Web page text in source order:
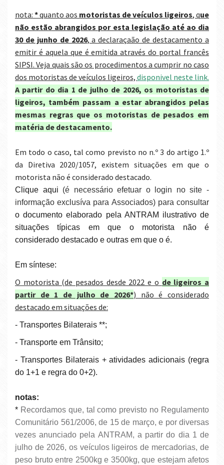
nota: *quanto aos motoristas de veículos ligeiros, que
não estão abrangidos por esta legislação até ao dia
30 de junho de 2026, a declaraçaão de destacamento a
emitir é aquela que é emitida através do portal francês
SIPSI. Veja quais são os procedimentos a cumprir no caso
dos motoristas de veículos ligeiros, disponivel neste link.
A partir do dia 1 de julho de 2026, os motoristas de
ligeiros, também passam a estar abrangidos pelas
mesmas regras que os motoristas de pesados em
matéria de destacamento.
Em todo o caso, tal como previsto no n.º 3 do artigo 1.º
da Diretiva 2020/1057, existem situações em que o
motorista não é considerado destacado.
Clique aqui (é necessário efetuar o login no site -
informação exclusíva para Associados) para consultar
o documento elaborado pela ANTRAM ilustrativo de
situações típicas em que o motorista não é
considerado destacado e outras em que o é.
Em síntese:
O motorista (de pesados desde 2022 e o de ligeiros a
partir de 1 de julho de 2026*) não é considerado
destacado em situações de:
- Transportes Bilaterais **;
- Transporte em Trânsito;
- Transportes Bilaterais + atividades adicionais (regra
do 1+1 e regra do 0+2).
notas:
* Recordamos que, tal como previsto no Regulamento
Comunitário 561/2006, de 15 de março, e por diversas
vezes anunciado pela ANTRAM, a partir do dia 1 de
julho de 2026, os veículos ligeiros de mercadorias, de
peso bruto entre 2500kg e 3500kg, que estejam afetos